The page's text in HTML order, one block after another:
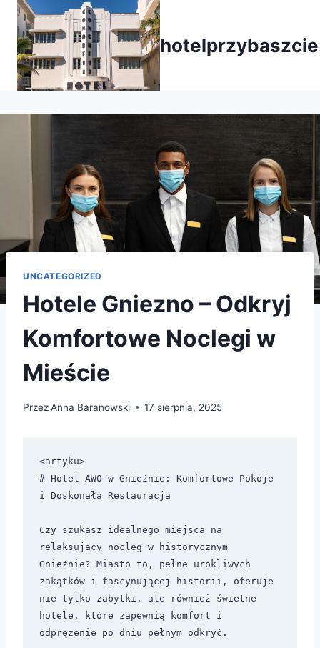
Przejdź
treści
UNCATEGORIZED
Hotele Gniezno – Odkryj
Komfortowe Noclegi w
Mieście
PrzezAnna Baranowski 17 sierpnia, 2025
<artyku>
# Hotel AWO w Gnieźnie: Komfortowe Pokoje
i Doskonała Restauracja
Czy szukasz idealnego miejsca na
relaksujący nocleg w historycznym
Gnieźnie? Miasto to, pełne urokliwych
zakątków i fascynującej historii, oferuje
nie tylko zabytki, ale również świetne
hotele, które zapewnią komfort i
odprężenie po dniu pełnym odkryć.